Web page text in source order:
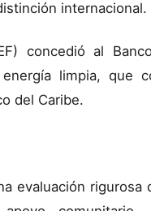
internacional.
concedió al
limpia, que
del Caribe.
evaluación rigurosa